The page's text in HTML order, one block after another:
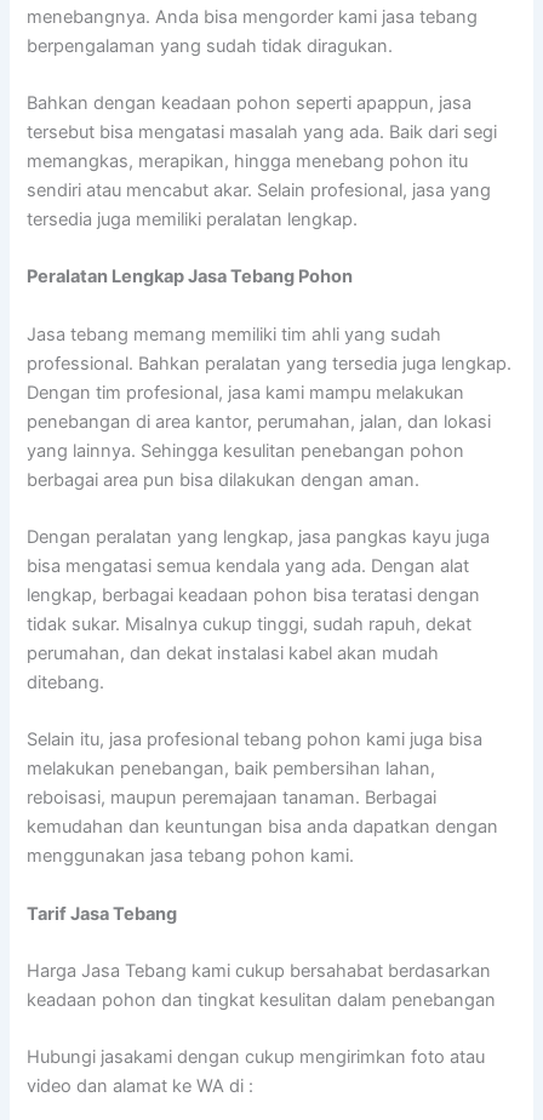
menebangnya. Anda bisa mengorder kami jasa tebang
berpengalaman yang sudah tidak diragukan.
Bahkan dengan keadaan pohon seperti apappun, jasa
tersebut bisa mengatasi masalah yang ada. Baik dari segi
memangkas, merapikan, hingga menebang pohon itu
sendiri atau mencabut akar. Selain profesional, jasa yang
tersedia juga memiliki peralatan lengkap.
Peralatan Lengkap Jasa Tebang Pohon
Jasa tebang memang memiliki tim ahli yang sudah
professional. Bahkan peralatan yang tersedia juga lengkap.
Dengan tim profesional, jasa kami mampu melakukan
penebangan di area kantor, perumahan, jalan, dan lokasi
yang lainnya. Sehingga kesulitan penebangan pohon
berbagai area pun bisa dilakukan dengan aman.
Dengan peralatan yang lengkap, jasa pangkas kayu juga
bisa mengatasi semua kendala yang ada. Dengan alat
lengkap, berbagai keadaan pohon bisa teratasi dengan
tidak sukar. Misalnya cukup tinggi, sudah rapuh, dekat
perumahan, dan dekat instalasi kabel akan mudah
ditebang.
Selain itu, jasa profesional tebang pohon kami juga bisa
melakukan penebangan, baik pembersihan lahan,
reboisasi, maupun peremajaan tanaman. Berbagai
kemudahan dan keuntungan bisa anda dapatkan dengan
menggunakan jasa tebang pohon kami.
TarifJasa Tebang
Harga Jasa Tebang kami cukup bersahabat berdasarkan
keadaan pohon dan tingkat kesulitan dalam penebangan
Hubungi jasakami dengan cukup mengirimkan foto atau
video dan alamat ke WA di :